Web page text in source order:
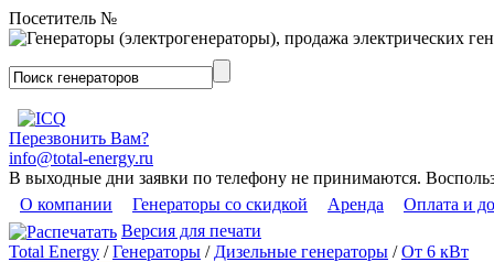
Посетитель №
Перезвонить Вам?
info@total-energy.ru
В выходные дни заявки по телефону не принимаются.
О компании
Генераторы со скидкой Аренда
Оплата и
Версия для печати
Total Energy /Генераторы / Дизельные генераторы /От 6 кВт